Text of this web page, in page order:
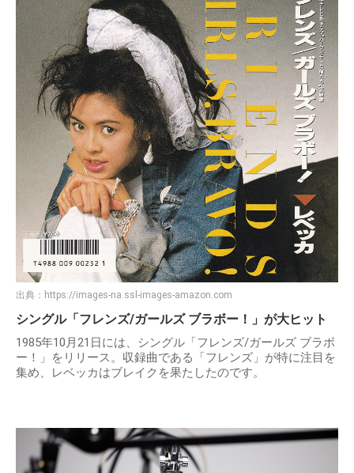
出典： https://images-na.ssl-images-amazon.com
シングル「フレンズ/ガールズ ブラボー！」が大ヒット
1985年10月21日には、シングル「フレンズ/ガールズ ブラボ
ー！」をリリース。収録曲である「フレンズ」が特に注目を
集め、レベッカはブレイクを果たしたのです。